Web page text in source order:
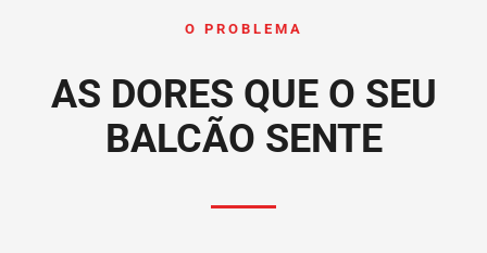
O PROBLEMA
AS DORES QUE O SEU
BALCÃO SENTE